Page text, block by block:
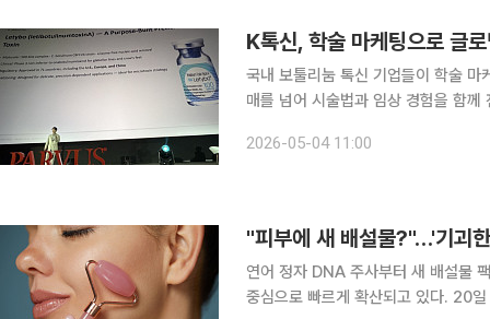
K톡신, 학술 마케팅으로 글
국내 보툴리눔 톡신 기업들이 학술
매를 넘어 시술법과 임상 경험을 함
계에 따르면 휴젤, 메디톡스, 대웅제
2026-05-04 11:00
"피부에 새 배설물?"…'기괴
연어 정자 DNA 주사부터 새 배설물
중심으로 빠르게 확산되고 있다. 20일 업계에 따르면 최근 피부과와 클리닉을 중심으로 연어 DNA